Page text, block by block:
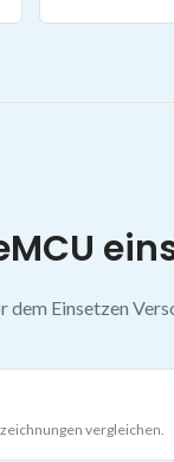
dem Einsetzen
vergleichen.